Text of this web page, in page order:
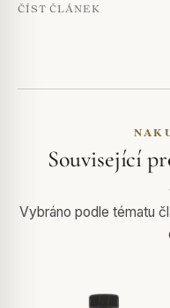
ČÍST ČLÁNEK
Související
Vybráno podle tématu